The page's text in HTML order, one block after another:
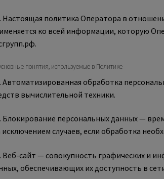
Настоящая политика Оператора в
ко всей информации, которую
понятия, используемые в Политике
Автоматизированная обработка
вычислительной техники.
Блокирование персональных данных —
исключением случаев, если обработка
Веб-сайт — совокупность графических и
обеспечивающих их доступность в